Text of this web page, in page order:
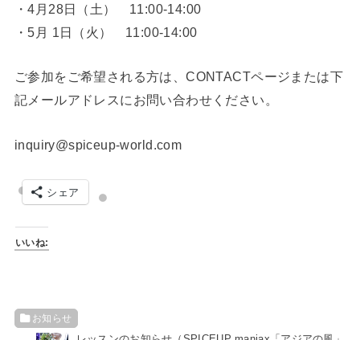
・4月28日（土） 11:00-14:00
・5月 1日（火） 11:00-14:00
ご参加をご希望される方は、CONTACTページまたは下
記メールアドレスにお問い合わせください。
inquiry@spiceup-world.com
シェア
いいね:
お知らせ